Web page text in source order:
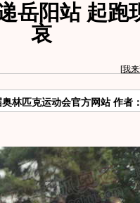
岳阳站 起跑
哀
[我
林匹克运动会官方网站 作者